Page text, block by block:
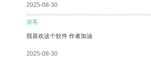
2025-08-30
游客
我喜欢这个软件 作者加油
2025-08-30